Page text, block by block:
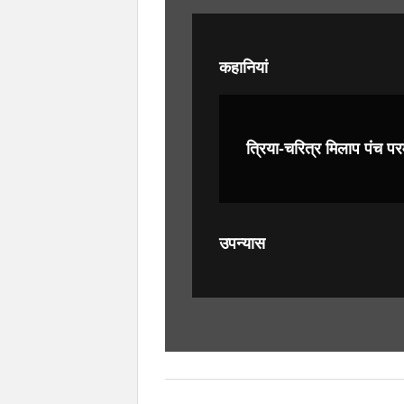
कहानियां
त्रिया-चरित्र मिलाप पंच
उपन्यास